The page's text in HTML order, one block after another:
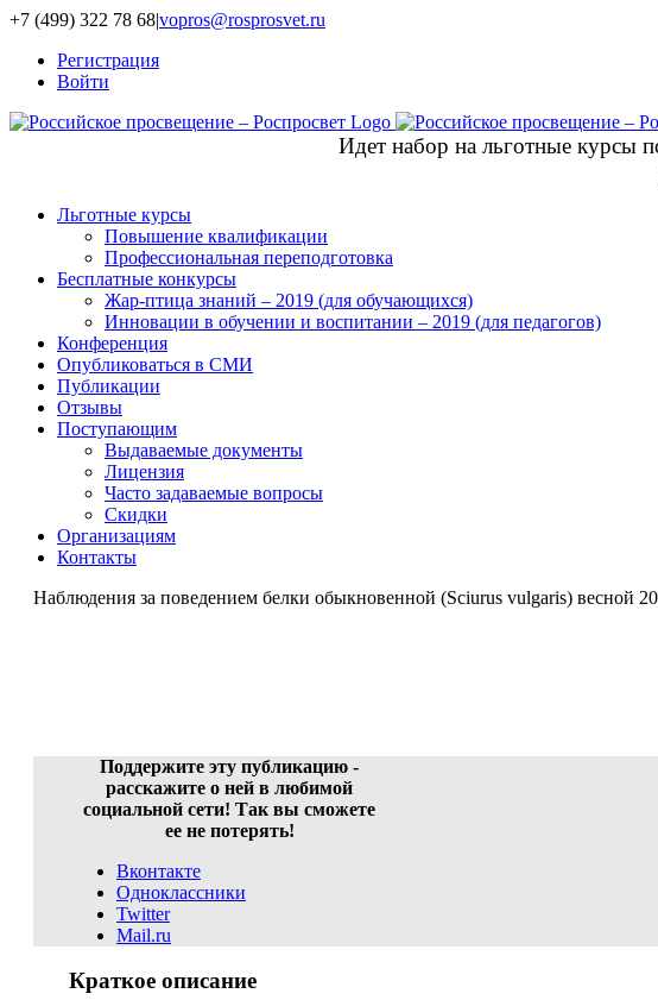
+7 (499) 322 78 68|vopros@rosprosvet.ru
Регистрация
Войти
Идет набор на льготные курсы
Льготные курсы
Повышение квалификации
Профессиональная переподготовка
Бесплатные конкурсы
Жар-птица знаний – 2019 (для обучающихся)
Инновации в обучении и воспитании – 2019 (для педагогов)
Конференция
Опубликоваться в СМИ
Публикации
Отзывы
Поступающим
Выдаваемые документы
Лицензия
Часто задаваемые вопросы
Скидки
Организациям
Контакты
Наблюдения за поведением белки обыкновенной (Sciurus vulgaris) весной
Поддержите эту публикацию -
расскажите о ней в любимой
социальной сети! Так вы сможете
ее не потерять!
Вконтакте
Одноклассники
Twitter
Mail.ru
Краткое описание